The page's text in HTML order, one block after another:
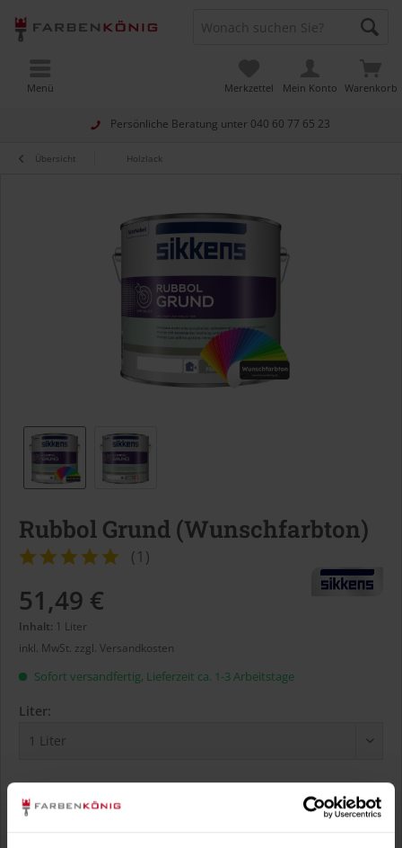
Persönliche Beratung unter 040 60 77 65 23
Warenkorb
Merkzettel Mein Konto
Menü
Übersicht Holzlack
Rubbol Grund (Wunschfarbton)
(1 )
51,49 €
Inhalt: 1 Liter
inkl. MwSt. zzgl. Versandkosten
Sofort versandfertig, Lieferzeit ca. 1-3 Arbeitstage
Liter:
Verbrauch berechnen
Wie viele m² wollen Sie bearbeiten?